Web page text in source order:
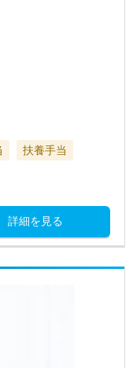
扶養手当
詳細を見る